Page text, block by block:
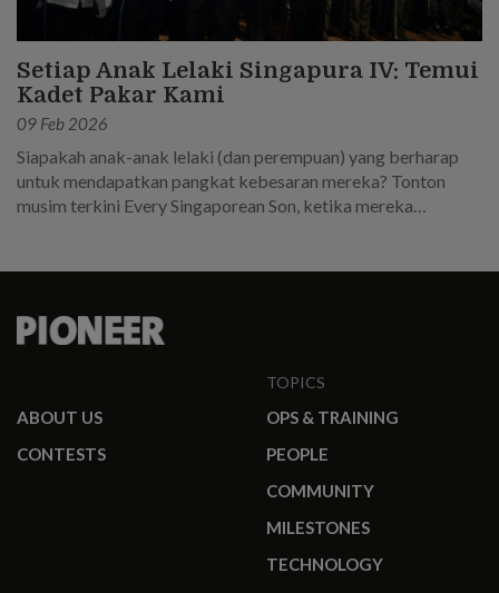
Setiap Anak Lelaki Singapura IV: Temui
Kadet Pakar Kami
09 Feb 2026
Siapakah anak-anak lelaki (dan perempuan) yang berharap
untuk mendapatkan pangkat kebesaran mereka? Tonton
musim terkini Every Singaporean Son, ketika mereka
ABOUT US
CONTESTS
TOPICS
OPS & TRAINING
PEOPLE
COMMUNITY
MILESTONES
TECHNOLOGY